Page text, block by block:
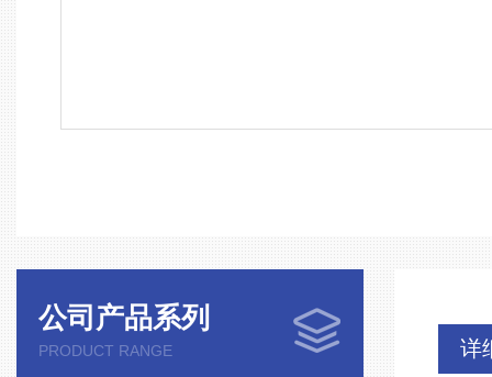
公司产品系列
PRODUCT RANGE 详